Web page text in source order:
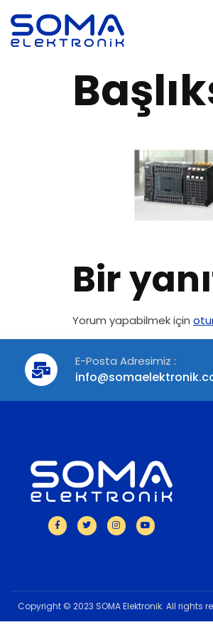
Bir
Yorum yapabilmek için
E-Posta Adresimiz :
Copyright © 2023 SOMA Elektronik. All rights